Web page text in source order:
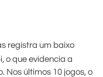
registra um baixo
o que evidencia a
Nos últimos 10 jogos, o